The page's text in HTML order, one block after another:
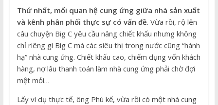
Thứ nhất, mối quan hệ cung ứng giữa nhà sản xuất
và kênh phân phối thực sự có vấn đề. Vừa rồi, rộ lên
câu chuyện Big C yêu cầu nâng chiết khấu nhưng không
chỉ riêng gì Big C mà các siêu thị trong nước cũng “hành
hạ” nhà cung ứng. Chiết khấu cao, chiếm dụng vốn khách
hàng, nợ lâu thanh toán làm nhà cung ứng phải chờ đợi
mệt mỏi…
Lấy ví dụ thực tế, ông Phú kể, vừa rồi có một nhà cung